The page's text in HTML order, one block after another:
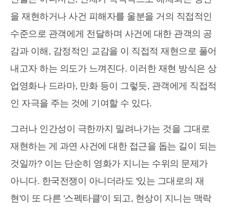
을 재현하거나 사건 피해자를 울분을 거의 직접적인
수준으로 관객에게 전달하며 사건에 대한 관객의 공
감과 이해, 감정적인 교감을 이 직접적 재현으로 풀어
내고자 하는 의도가 느껴진다. 이러한 재현 방식은 상
업영화나 드라마, 만화 등이 그렇듯, 관객에게 직접적
인 자극을 주는 것에 기여할 수 있다.
그러나 인간성이 극한까지 밀려나가는 것을 그대로
재현하는 게 과연 사건에 대한 접근을 돕는 길이 되는
것일까? 이는 단순히 영화가 지니는 수위의 문제가
아니다. 한국전쟁이 아니더라도 '있는 그대로의 재
현'이 또 다른 '스펙타클'이 되고, 현상이 지니는 맥락